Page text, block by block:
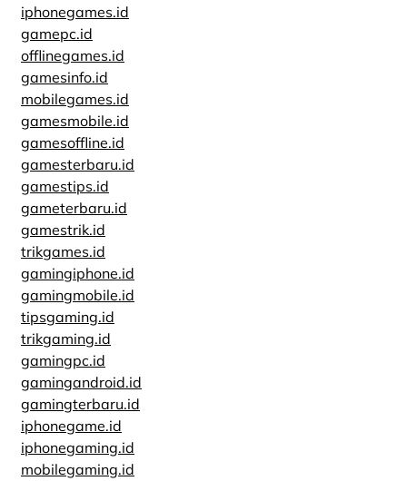
iphonegames.id
gamepc.id
offlinegames.id
gamesinfo.id
mobilegames.id
gamesmobile.id
gamesoffline.id
gamesterbaru.id
gamestips.id
gameterbaru.id
gamestrik.id
trikgames.id
gamingiphone.id
gamingmobile.id
tipsgaming.id
trikgaming.id
gamingpc.id
gamingandroid.id
gamingterbaru.id
iphonegame.id
iphonegaming.id
mobilegaming.id